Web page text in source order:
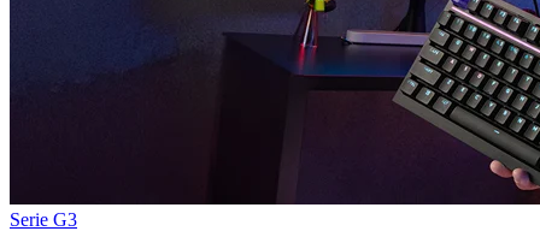
Serie G3